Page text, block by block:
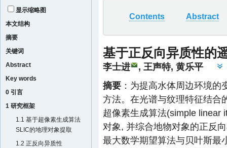
显示缩略图
本文结构
摘要
关键词
Abstract
Key words
0 引言
1 研究框架
1.1 基于超像素生成算法
SLIC的地理对象提取
1.2 正反向异质性
Contents Abstract
基于正反向异质性的
李士进 , 王声特, 黄乐平
摘要 ：为提高水体周边环境
方法。在光谱与纹理特征结合
超像素生成算法(simple linear
对象, 并综合地物对象的正反
最大数学期望算法与贝叶斯最